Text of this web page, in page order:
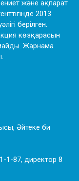
және ақпарат
2013
берілген.
көзқарасын
Жарнама
Әйтеке би
1-87, директор 8